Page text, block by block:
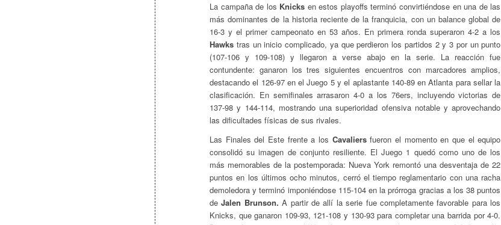
La campaña de los Knicks en estos playoffs terminó convirtiéndose en una de las
más dominantes de la historia reciente de la franquicia, con un balance global de
16-3 y el primer campeonato en 53 años. En primera ronda superaron 4-2 a los
Hawks tras un inicio complicado, ya que perdieron los partidos 2 y 3 por un punto
(107-106 y 109-108) y llegaron a verse abajo en la serie. La reacción fue
contundente: ganaron los tres siguientes encuentros con marcadores amplios,
destacando el 126-97 en el Juego 5 y el aplastante 140-89 en Atlanta para sellar la
clasificación. En semifinales arrasaron 4-0 a los 76ers, incluyendo victorias de
137-98 y 144-114, mostrando una superioridad ofensiva notable y aprovechando
las dificultades físicas de sus rivales.
Las Finales del Este frente a los Cavaliersfueron el momento en que el equipo
consolidó su imagen de conjunto resiliente. El Juego 1 quedó como uno de los
más memorables de la postemporada: Nueva York remontó una desventaja de 22
puntos en los últimos ocho minutos, cerró el tiempo reglamentario con una racha
demoledora y terminó imponiéndose 115-104 en la prórroga gracias a los 38 puntos
de Jalen Brunson. A partir de allí la serie fue completamente favorable para los
Knicks, que ganaron 109-93, 121-108 y 130-93 para completar una barrida por 4-0.